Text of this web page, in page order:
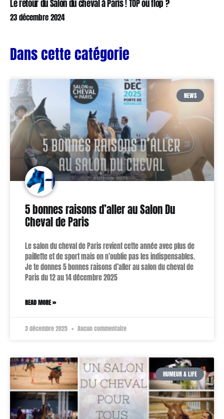
Le retour du Salon du cheval à Paris ! TOP ou flop ?
23 décembre 2024
Dans cette catégorie
NEWS
5 bonnes raisons d’aller au Salon Du
Cheval de Paris
Le salon du cheval de Paris revient cette année avec plus de
paillette et de sport mais on n’oublie pas les indispensables.
Je te donnes 5 bonnes raisons d’aller au salon du cheval de
Paris du 12 au 14 décembre 2025
READ MORE »
3 décembre 2025 Aucun commentaire
HUMEUR & LIFE